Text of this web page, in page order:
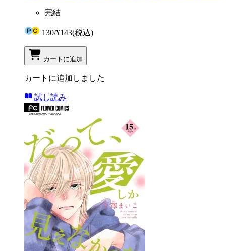
完結
130/¥143(税込)
カートに追加
カートに追加しました
試し読み